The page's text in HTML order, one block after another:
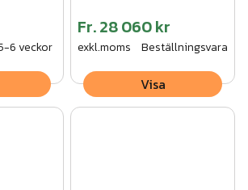
6 veckor
Fr.28 060 kr
exkl.moms Beställningsvara
Visa